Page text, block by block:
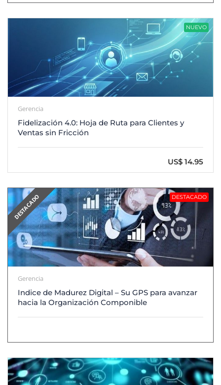
NUEVO
Gerencia
Fidelización 4.0: Hoja de Ruta para Clientes y
Ventas sin Fricción
US$ 14.95
DESTACADO DESTACADO
Gerencia
Indice de Madurez Digital – Su GPS para avanzar
hacia la Organización Componible